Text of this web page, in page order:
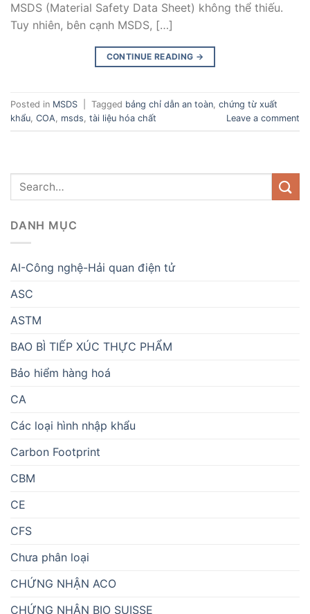
MSDS (Material Safety Data Sheet) không thể thiếu.
Tuy nhiên, bên cạnh MSDS, […]
CONTINUE READING →
Posted in MSDS Tagged bảng chỉ dẫn an toàn chứng từ xuất
khẩu COA msds tài liệu hóa chất Leave a comment
DANH MỤC
AI-Công nghệ-Hải quan điện tử
ASC
ASTM
BAO BÌ TIẾP XÚC THỰC PHẨM
Bảo hiểm hàng hoá
CA
Các loại hình nhập khẩu
Carbon Footprint
CBM
CE
CFS
Chưa phân loại
CHỨNG NHẬN ACO
CHỨNG NHẬN BIO SUISSE